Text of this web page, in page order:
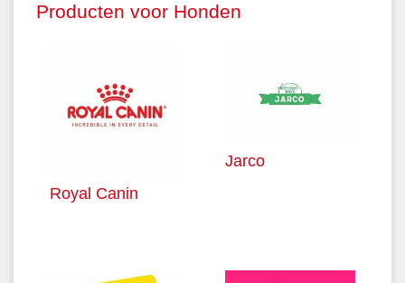
Producten voor Honden
Royal Canin
Jarco